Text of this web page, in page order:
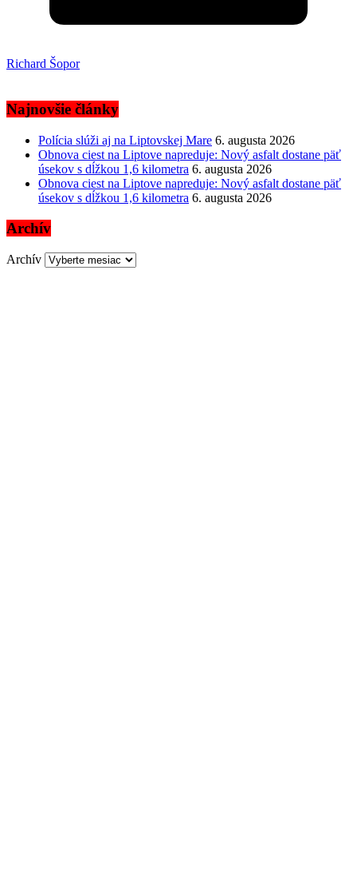
Richard Šopor
Najnovšie články
Polícia slúži aj na Liptovskej Mare 6. augusta 2026
Obnova ciest na Liptove napreduje: Nový asfalt dostane päť
úsekov s dĺžkou 1,6 kilometra 6. augusta 2026
Obnova ciest na Liptove napreduje: Nový asfalt dostane päť
úsekov s dĺžkou 1,6 kilometra 6. augusta 2026
Archív
Archív